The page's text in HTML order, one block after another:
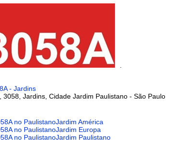
- Jardins
3058, Jardins, Cidade Jardim Paulistano - São Paulo
no PaulistanoJardim América
no PaulistanoJardim Europa
no PaulistanoJardim Paulistano